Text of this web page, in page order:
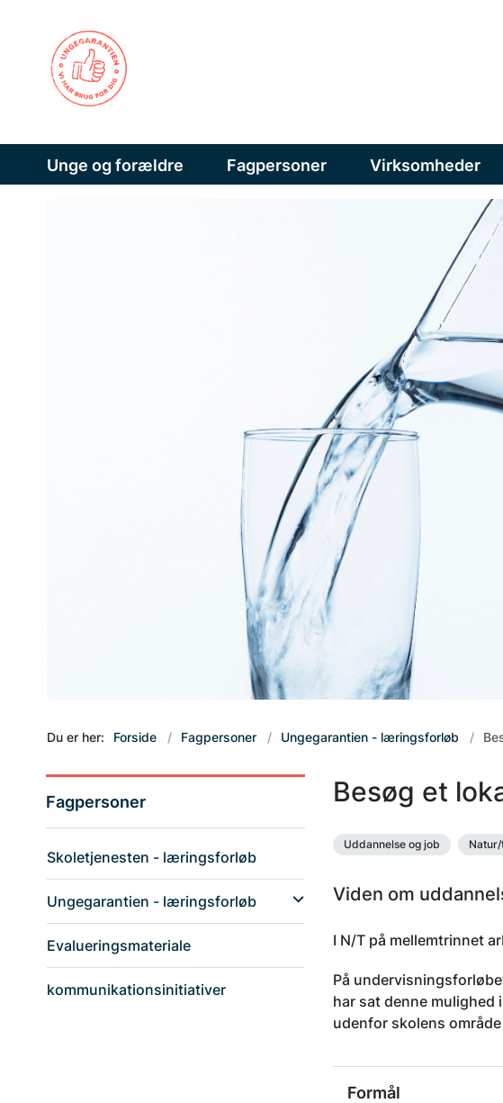
Unge og forældre Fagpersoner Virksomheder
Du er her: Forside Fagpersoner Ungegarantien - læringsforløb
Fagpersoner
Skoletjenesten - læringsforløb
Ungegarantien - læringsforløb
Evalueringsmateriale
kommunikationsinitiativer
Besøg et
Uddannelse og job
Viden om
I N/T på mellemtrinnet
På
har sat denne
udenfor skolens
Formål